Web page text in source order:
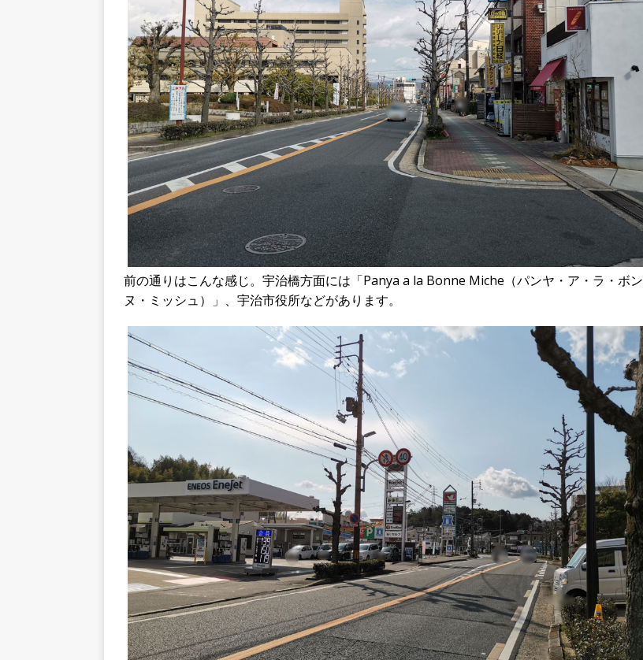
前の通りはこんな感じ。宇治橋方面には「Panya a la Bonne Miche（パンヤ・ア・ラ・ボン
ヌ・ミッシュ）」、宇治市役所などがあります。